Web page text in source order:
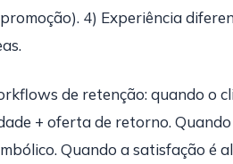
4) Experiência
de retenção: quando o
+ oferta de retorno.
Quando a satisfação é